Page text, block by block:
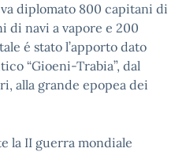
diplomato 800 capitani di
di navi a vapore e 200
é stato l’apporto dato
“Gioeni-Trabia”, dal
alla grande epopea dei
la II guerra mondiale